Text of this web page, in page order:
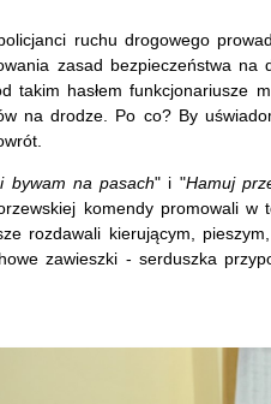
ruchu drogowego
zasad bezpieczeństwa na
takim hasłem funkcjonariusze
na drodze. Po co? By
bywam na pasach" i "Hamuj
komendy promowali
rozdawali kierującym,
zawieszki - serduszka